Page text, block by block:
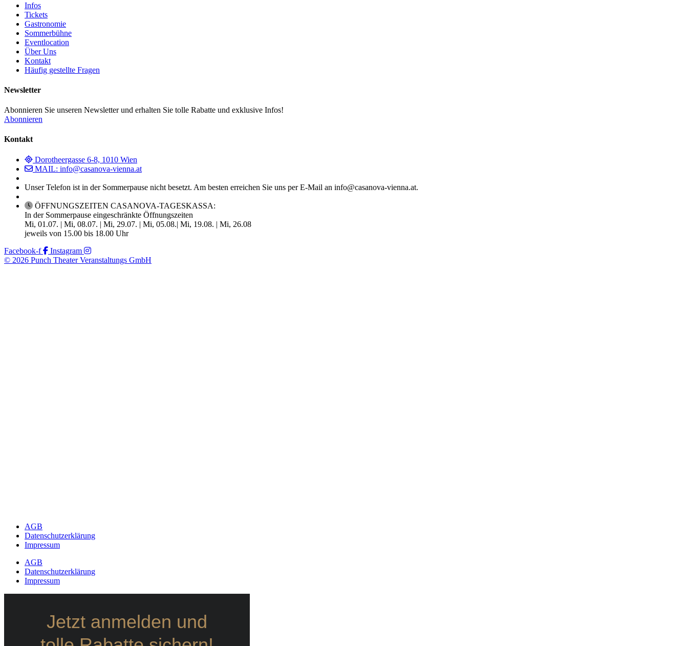
Infos
Tickets
Gastronomie
Sommerbühne
Eventlocation
Über Uns
Kontakt
Häufig gestellte Fragen
Newsletter
Abonnieren Sie unseren Newsletter und erhalten Sie tolle Rabatte und exklusive Infos!
Abonnieren
Kontakt
Dorotheergasse 6-8, 1010 Wien
MAIL: info@casanova-vienna.at
Unser Telefon ist in der Sommerpause nicht besetzt. Am besten erreichen Sie uns per E-Mail an info@casanova-vienna.at.
ÖFFNUNGSZEITEN CASANOVA-TAGESKASSA:
In der Sommerpause eingeschränkte Öffnungszeiten
Mi, 01.07. | Mi, 08.07. | Mi, 29.07. | Mi, 05.08.| Mi, 19.08. | Mi, 26.08
jeweils von 15.00 bis 18.00 Uhr
Facebook-f
Instagram
© 2026 Punch Theater Veranstaltungs GmbH
AGB
Datenschutzerklärung
Impressum
AGB
Datenschutzerklärung
Impressum
Jetzt anmelden und